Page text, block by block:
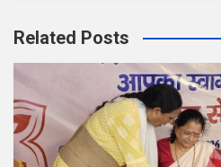
Related Posts